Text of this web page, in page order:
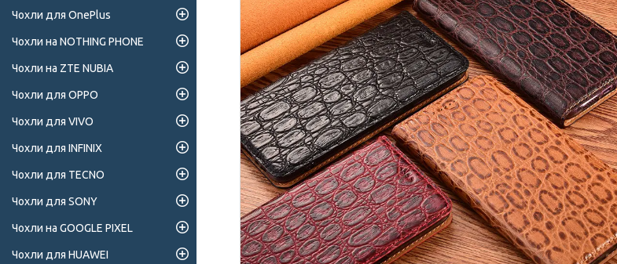
Чохли для OnePlus
Чохли на NOTHING PHONE
Чохли на ZTE NUBIA
Чохли для OPPO
Чохли для VIVO
Чохли для INFINIX
Чохли для TECNO
Чохли для SONY
Чохли на GOOGLE PIXEL
Чохли для HUAWEI